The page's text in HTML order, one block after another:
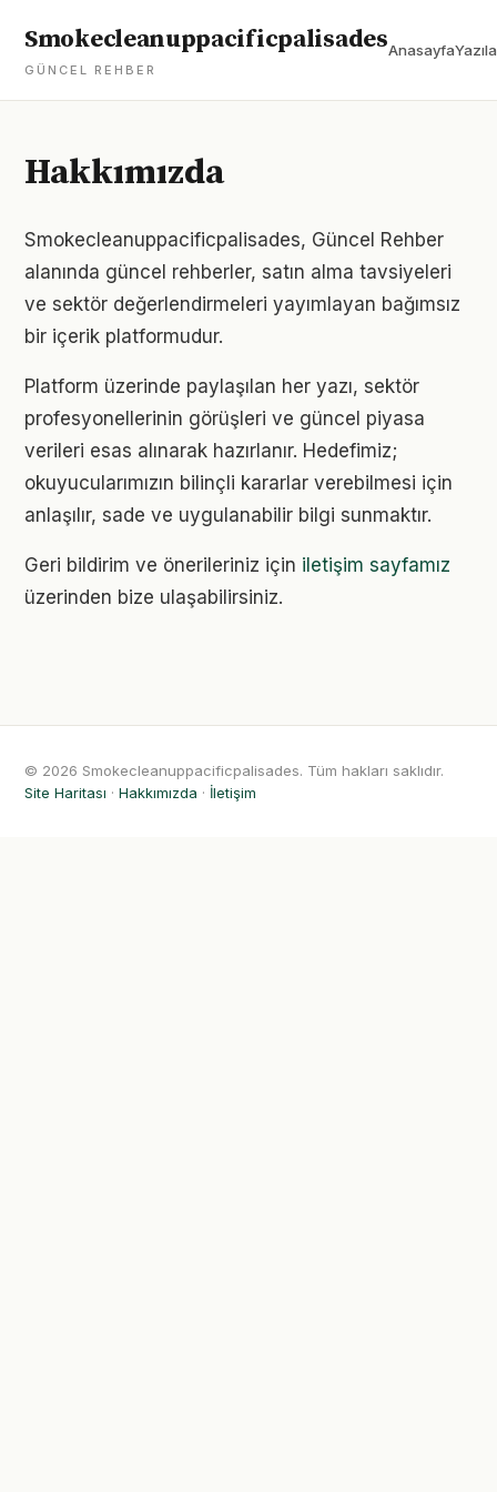
Smokecleanuppacificpalisades
GÜNCEL REHBER
Anasayfa
Hakkımızda
Smokecleanuppacificpalisades, Güncel Rehber
alanında güncel rehberler, satın alma tavsiyeleri
ve sektör değerlendirmeleri yayımlayan bağımsız
bir içerik platformudur.
Platform üzerinde paylaşılan her yazı, sektör
profesyonellerinin görüşleri ve güncel piyasa
verileri esas alınarak hazırlanır. Hedefimiz;
okuyucularımızın bilinçli kararlar verebilmesi için
anlaşılır, sade ve uygulanabilir bilgi sunmaktır.
Geri bildirim ve önerileriniz için iletişim sayfamız
üzerinden bize ulaşabilirsiniz.
© 2026 Smokecleanuppacificpalisades. Tüm hakları saklıdır.
Site Haritası · Hakkımızda · İletişim